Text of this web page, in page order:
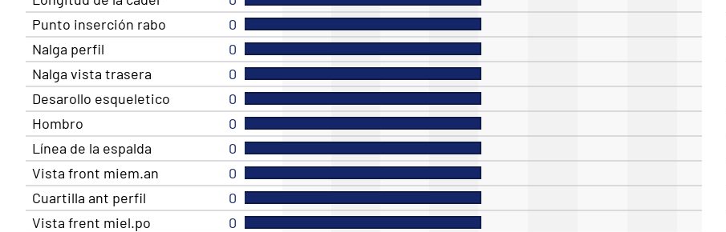
Punto inserción rabo
0
Nalga perfil
0
Nalga vista trasera
0
Desarollo esqueletico
0
Hombro
0
Línea de la espalda
0
Vista front miem.an
0
Cuartilla ant perfil
0
Vista frent miel.po
0